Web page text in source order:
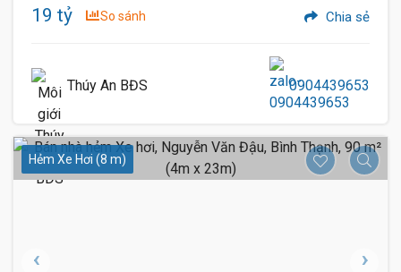
19 tỷ So sánh Chia sẻ
Thúy An BĐS 0904439653
Hẻm Xe Hơi (8 m)